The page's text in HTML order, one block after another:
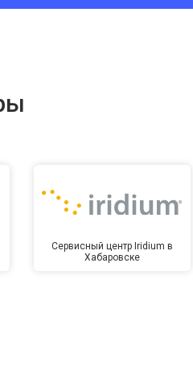
Сервисный центр Iridium в
Хабаровске